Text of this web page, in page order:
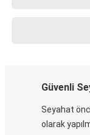
Güvenli
Seyahat
olarak